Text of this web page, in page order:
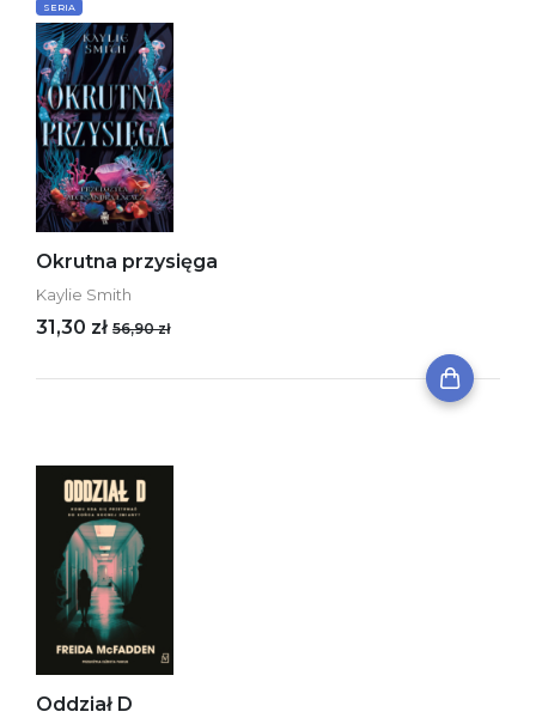
SERIA
Okrutna przysięga
Kaylie Smith
31,30 zł 56,90 zł
Oddział D